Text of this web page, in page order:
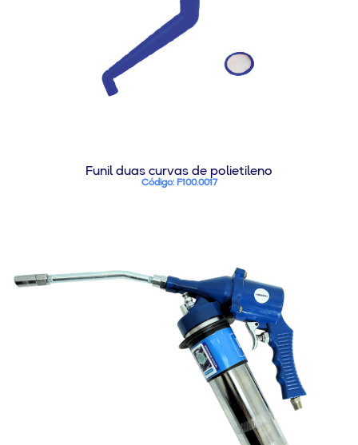
Funil duas curvas de polietileno
Código: F100.0017